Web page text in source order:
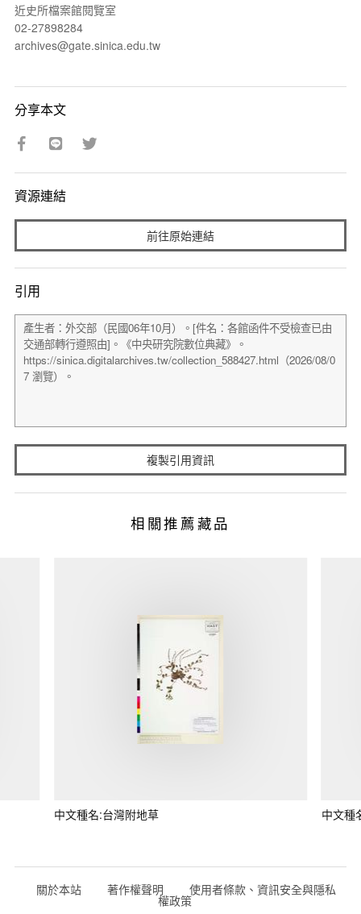
近史所檔案館閱覽室
02-27898284
archives@gate.sinica.edu.tw
分享本文
資源連結
前往原始連結
引用
複製引用資訊
相關推薦藏品
中文種名:台灣附地草 中文種
關於本站 著作權聲明 使用者條款、資訊安全與隱私
權政策